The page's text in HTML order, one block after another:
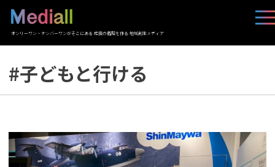
オンリーワン・ナンバーワンがそこにある 応援の循環を作る 地域創生メディア
#子どもと行ける